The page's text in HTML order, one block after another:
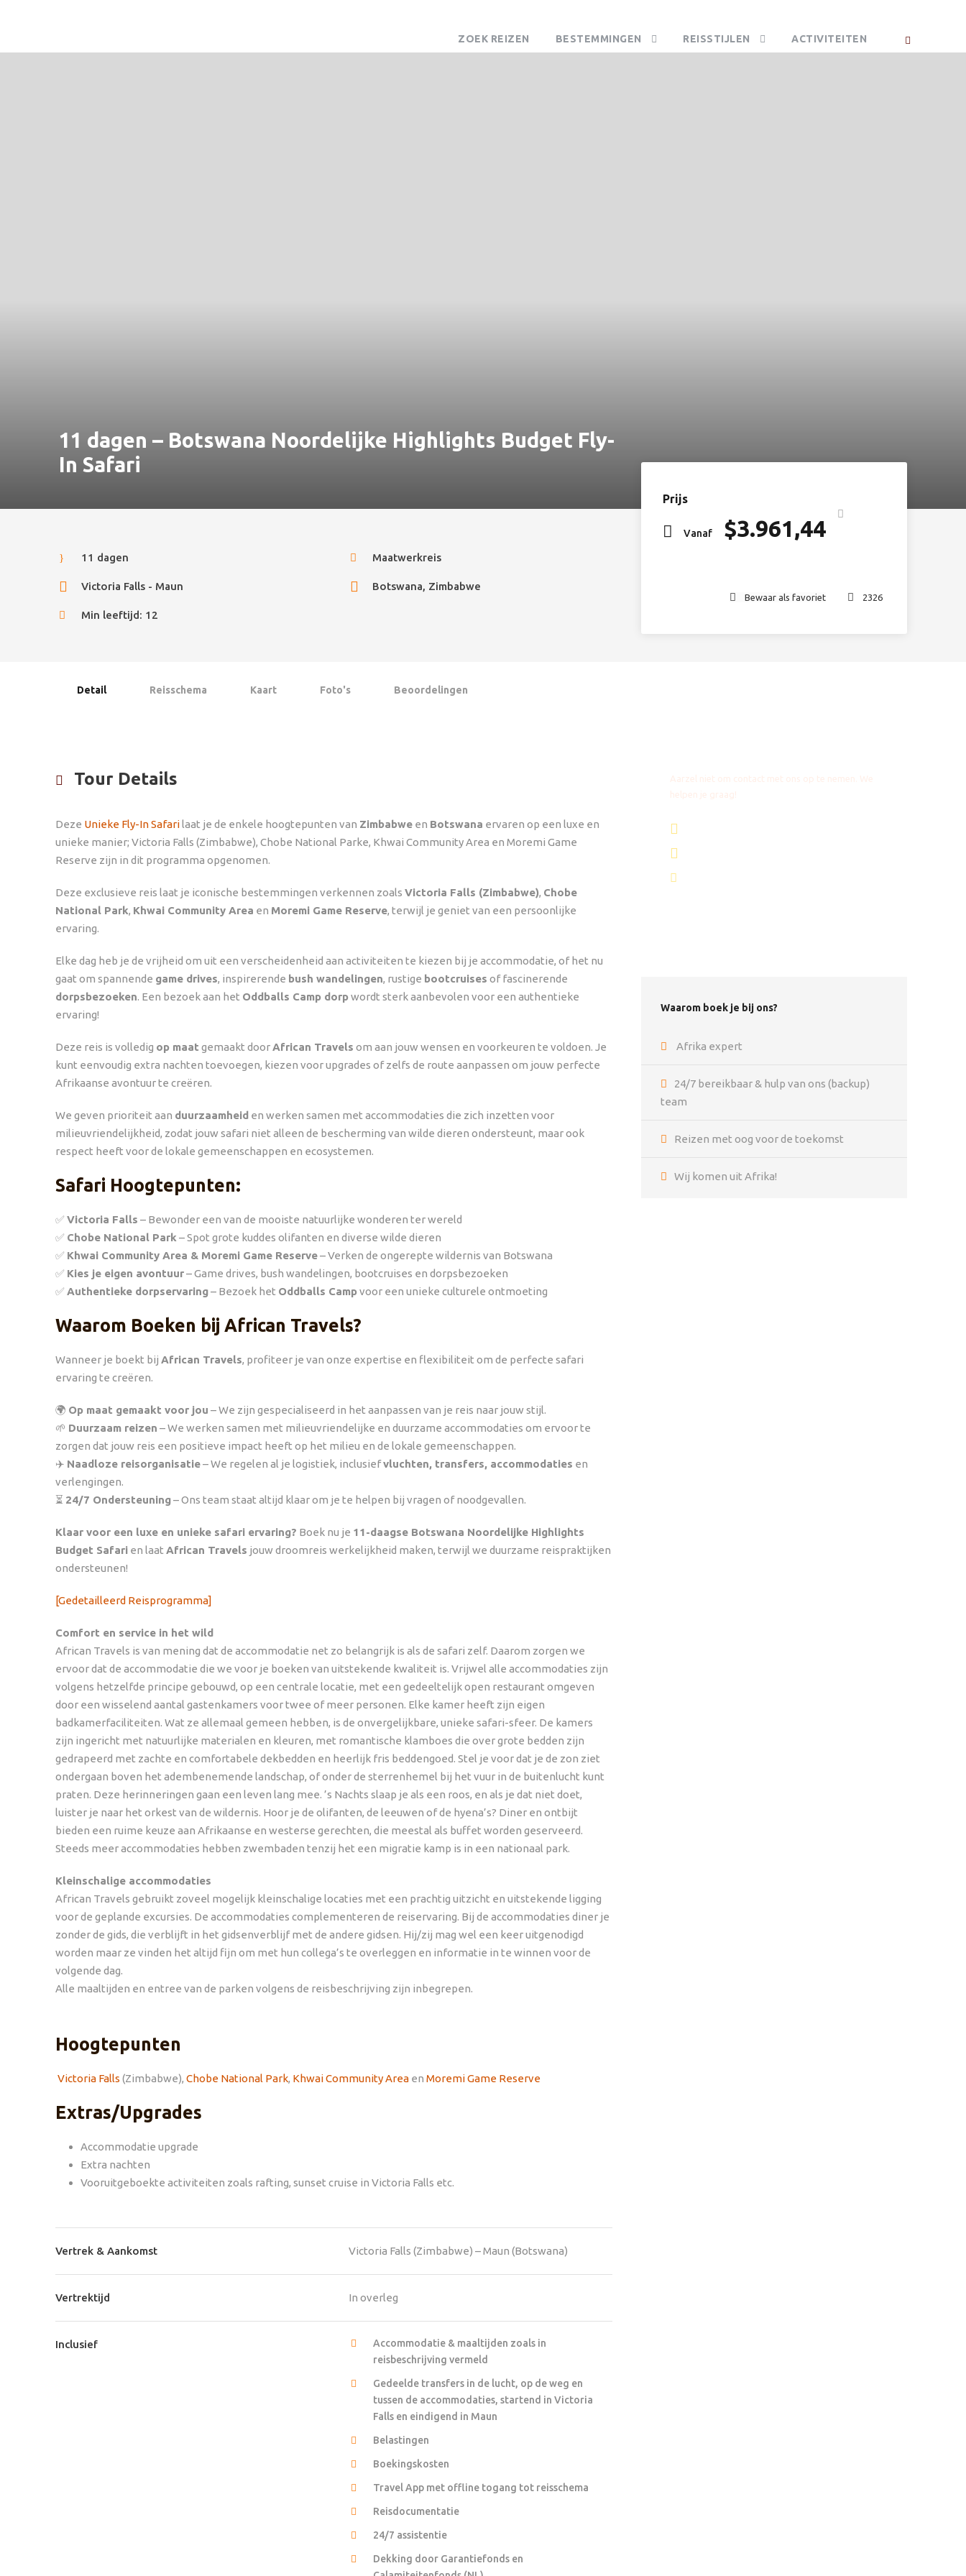
ZOEK REIZEN BESTEMMINGEN REISSTIJLEN ACTIVITEITEN
11 dagen – Botswana Noordelijke Highlights Budget Fly-
In Safari
Prijs
Vanaf $3.961,44
Bewaar als favoriet 2326
Waarom boek je bij ons?
Afrika expert
24/7 bereikbaar & hulp van ons (backup)
team
Reizen met oog voor de toekomst
Wij komen uit Afrika!
11 dagen Maatwerkreis
Victoria Falls - Maun Botswana, Zimbabwe
Min leeftijd: 12
Detail Reisschema Kaart Foto's Beoordelingen
Tour Details
Deze Unieke Fly-In Safari laat je de enkele hoogtepunten van Zimbabwe en Botswana ervaren op een luxe en
unieke manier; Victoria Falls (Zimbabwe), Chobe National Parke, Khwai Community Area en Moremi Game
Reserve zijn in dit programma opgenomen.
Deze exclusieve reis laat je iconische bestemmingen verkennen zoals Victoria Falls (Zimbabwe), Chobe
National Park, Khwai Community Area en Moremi Game Reserve, terwijl je geniet van een persoonlijke
ervaring.
Elke dag heb je de vrijheid om uit een verscheidenheid aan activiteiten te kiezen bij je accommodatie, of het nu
gaat om spannende game drives, inspirerende bush wandelingen, rustige bootcruises of fascinerende
dorpsbezoeken. Een bezoek aan het Oddballs Camp dorpwordt sterk aanbevolen voor een authentieke
ervaring!
Deze reis is volledig op maat gemaakt doorAfrican Travels om aan jouw wensen en voorkeuren te voldoen. Je
kunt eenvoudig extra nachten toevoegen, kiezen voor upgrades of zelfs de route aanpassen om jouw perfecte
Afrikaanse avontuur te creëren.
We geven prioriteit aan duurzaamheid en werken samen met accommodaties die zich inzetten voor
milieuvriendelijkheid, zodat jouw safari niet alleen de bescherming van wilde dieren ondersteunt, maar ook
respect heeft voor de lokale gemeenschappen en ecosystemen.
Safari Hoogtepunten:
✅ Victoria Falls – Bewonder een van de mooiste natuurlijke wonderen ter wereld
✅ Chobe National Park – Spot grote kuddes olifanten en diverse wilde dieren
✅ Khwai Community Area & Moremi Game Reserve– Verken de ongerepte wildernis van Botswana
✅ Kies je eigen avontuur– Game drives, bush wandelingen, bootcruises en dorpsbezoeken
✅ Authentieke dorpservaring– Bezoek het Oddballs Campvoor een unieke culturele ontmoeting
Waarom Boeken bij African Travels?
Wanneer je boekt bij African Travels, profiteer je van onze expertise en flexibiliteit om de perfecte safari
ervaring te creëren.
🌍 Op maat gemaakt voor jou – We zijn gespecialiseerd in het aanpassen van je reis naar jouw stijl.
🌱 Duurzaam reizen – We werken samen met milieuvriendelijke en duurzame accommodaties om ervoor te
zorgen dat jouw reis een positieve impact heeft op het milieu en de lokale gemeenschappen.
✈️ Naadloze reisorganisatie– We regelen al je logistiek, inclusiefvluchten, transfers, accommodaties en
verlengingen.
⏳ 24/7 Ondersteuning– Ons team staat altijd klaar om je te helpen bij vragen of noodgevallen.
Klaar voor een luxe en unieke safari ervaring? Boek nu je 11-daagse Botswana Noordelijke Highlights
Budget Safari en laat African Travels jouw droomreis werkelijkheid maken, terwijl we duurzame reispraktijken
ondersteunen!
[Gedetailleerd Reisprogramma]
Comfort en service in het wild
African Travels is van mening dat de accommodatie net zo belangrijk is als de safari zelf. Daarom zorgen we
ervoor dat de accommodatie die we voor je boeken van uitstekende kwaliteit is. Vrijwel alle accommodaties zijn
volgens hetzelfde principe gebouwd, op een centrale locatie, met een gedeeltelijk open restaurant omgeven
door een wisselend aantal gastenkamers voor twee of meer personen. Elke kamer heeft zijn eigen
badkamerfaciliteiten. Wat ze allemaal gemeen hebben, is de onvergelijkbare, unieke safari-sfeer. De kamers
zijn ingericht met natuurlijke materialen en kleuren, met romantische klamboes die over grote bedden zijn
gedrapeerd met zachte en comfortabele dekbedden en heerlijk fris beddengoed. Stel je voor dat je de zon ziet
ondergaan boven het adembenemende landschap, of onder de sterrenhemel bij het vuur in de buitenlucht kunt
praten. Deze herinneringen gaan een leven lang mee. ’s Nachts slaap je als een roos, en als je dat niet doet,
luister je naar het orkest van de wildernis. Hoor je de olifanten, de leeuwen of de hyena’s? Diner en ontbijt
bieden een ruime keuze aan Afrikaanse en westerse gerechten, die meestal als buffet worden geserveerd.
Steeds meer accommodaties hebben zwembaden tenzij het een migratie kamp is in een nationaal park.
Kleinschalige accommodaties
African Travels gebruikt zoveel mogelijk kleinschalige locaties met een prachtig uitzicht en uitstekende ligging
voor de geplande excursies. De accommodaties complementeren de reiservaring. Bij de accommodaties diner je
zonder de gids, die verblijft in het gidsenverblijf met de andere gidsen. Hij/zij mag wel een keer uitgenodigd
worden maar ze vinden het altijd fijn om met hun collega’s te overleggen en informatie in te winnen voor de
volgende dag.
Alle maaltijden en entree van de parken volgens de reisbeschrijving zijn inbegrepen.
Hoogtepunten
Victoria Falls (Zimbabwe), Chobe National Park, Khwai Community Area en Moremi Game Reserve
Extras/Upgrades
Accommodatie upgrade
Extra nachten
Vooruitgeboekte activiteiten zoals rafting, sunset cruise in Victoria Falls etc.
Vertrek & Aankomst Victoria Falls (Zimbabwe) – Maun (Botswana)
Vertrektijd In overleg
Inclusief
Accommodatie & maaltijden zoals in
reisbeschrijving vermeld
Gedeelde transfers in de lucht, op de weg en
tussen de accommodaties, startend in Victoria
Falls en eindigend in Maun
Belastingen
Boekingskosten
Travel App met offline togang tot reisschema
Reisdocumentatie
24/7 assistentie
Dekking door Garantiefonds en